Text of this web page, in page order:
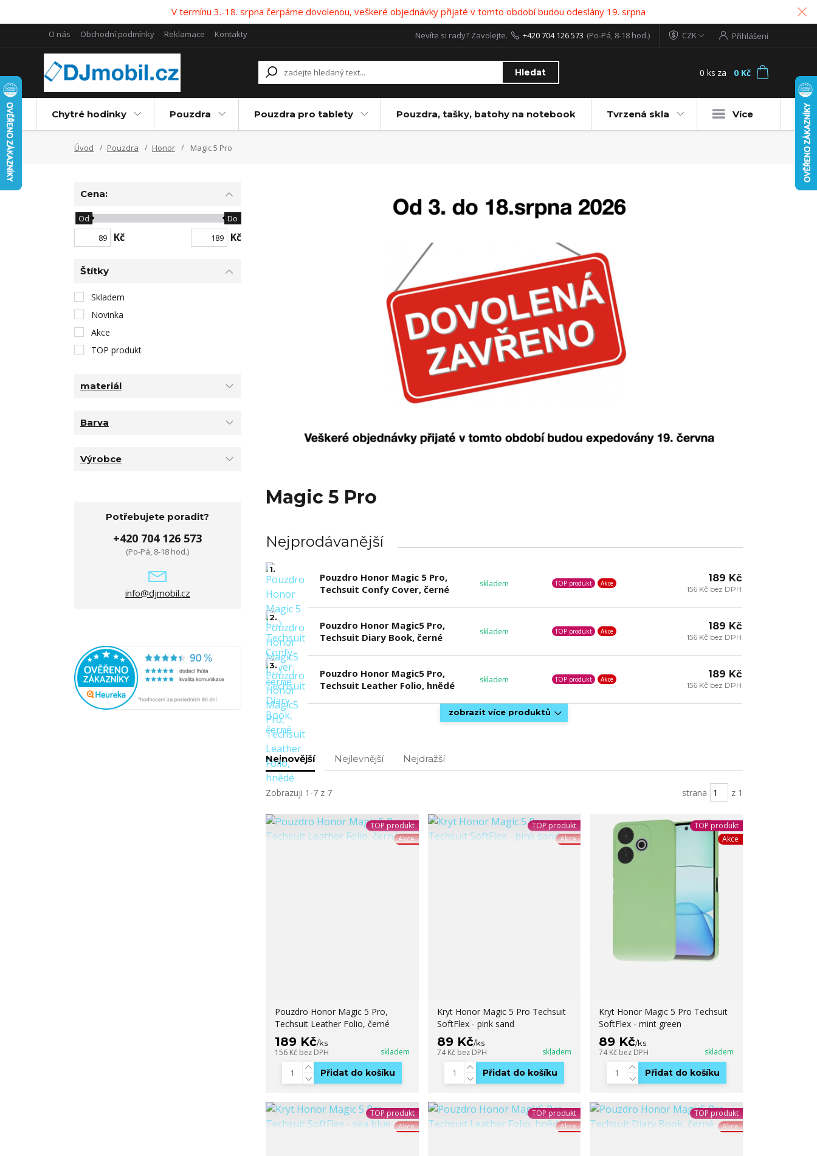
V termínu 3.-18. srpna čerpáme dovolenou, veškeré objednávky přijaté v tomto období budou odeslány 19. srpna
O nás Obchodní podmínky Reklamace Kontakty CZK Přihlášení
Hledat
Nevíte si rady? Zavolejte. +420 704 126 573 (Po-Pá, 8-18 hod.)
0 ks za 0 Kč
Chytré hodinky Pouzdra Pouzdra pro tablety Pouzdra, tašky, batohy na notebook Tvrzená skla Více
Úvod Pouzdra Honor Magic 5 Pro
Magic 5 Pro
Nejprodávanější
1.
Pouzdro Honor Magic 5 Pro,
Techsuit Confy Cover, černé
skladem TOP produkt Akce 189 Kč
156 Kč bez DPH
2.
Pouzdro Honor Magic5 Pro,
Techsuit Diary Book, černé
skladem TOP produkt Akce 189 Kč
156 Kč bez DPH
3.
Pouzdro Honor Magic5 Pro,
Techsuit Leather Folio, hnědé
skladem TOP produkt Akce 189 Kč
156 Kč bez DPH
zobrazit více produktů
Nejnovější Nejlevnější Nejdražší
Zobrazuji 1-7 z 7 strana z 1
TOP produkt
Akce
Pouzdro Honor Magic 5 Pro,
Techsuit Leather Folio, černé
189 Kč/ks
156 Kč bez DPH skladem
Přidat do košíku
TOP produkt
Akce
Kryt Honor Magic 5 Pro Techsuit
SoftFlex - pink sand
89 Kč/ks
74 Kč bez DPH skladem
Přidat do košíku
TOP produkt
Akce
Kryt Honor Magic 5 Pro Techsuit
SoftFlex - mint green
89 Kč/ks
74 Kč bez DPH skladem
Přidat do košíku
TOP produkt
Akce
TOP produkt
Akce
TOP produkt
Akce
Cena:
Kč
Od Do
Kč
Štítky
Skladem
Novinka
Akce
TOP produkt
materiál
Barva
Výrobce
Potřebujete poradit?
+420 704 126 573
(Po-Pá, 8-18 hod.)
info@djmobil.cz